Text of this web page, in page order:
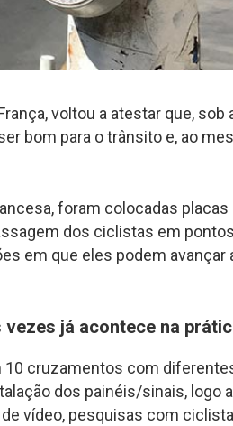
voltou a atestar que, sob
bom para o trânsito e, ao
foram colocadas placas
dos ciclistas em
em que eles podem avançar
já acontece na
cruzamentos com
dos painéis/sinais, logo
vídeo, pesquisas com